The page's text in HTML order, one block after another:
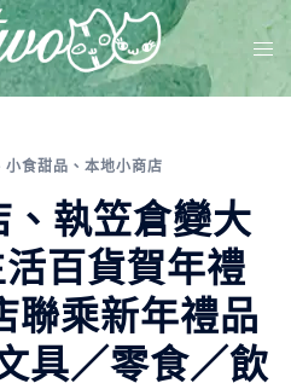
小食甜品 、 本地小商店
執笠倉變大
百貨賀年禮
聯乘新年禮品
具／零食／飲